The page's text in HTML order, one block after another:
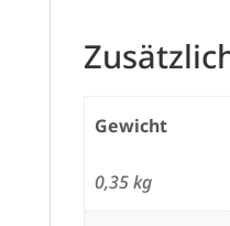
Gewicht
0,35 kg